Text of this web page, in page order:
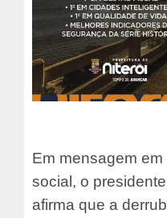
Em mensagem em
social, o
afirma que a